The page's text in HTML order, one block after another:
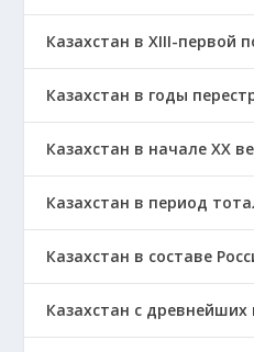
Казахстан в XIII-первой
Казахстан в годы
Казахстан в начале ХХ
Казахстан в период
Казахстан в составе
Казахстан с